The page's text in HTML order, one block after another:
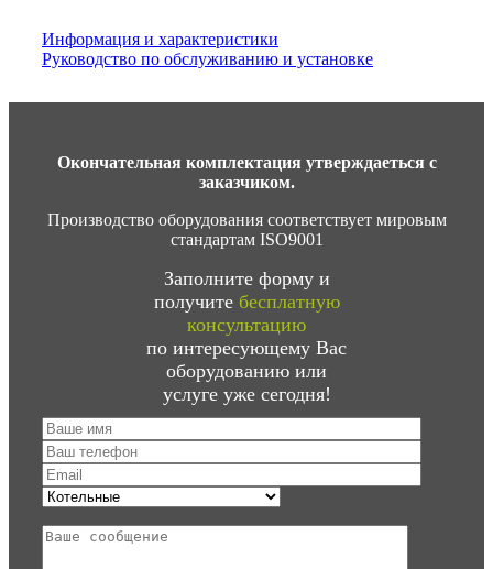
Информация и характеристики
Руководство по обслуживанию и установке
Окончательная комплектация утверждаеться с
заказчиком.
Производство оборудования соответствует мировым
стандартам ISO9001
Заполните форму и
получите бесплатную
консультацию
по интересующему Вас
оборудованию или
услуге уже сегодня!